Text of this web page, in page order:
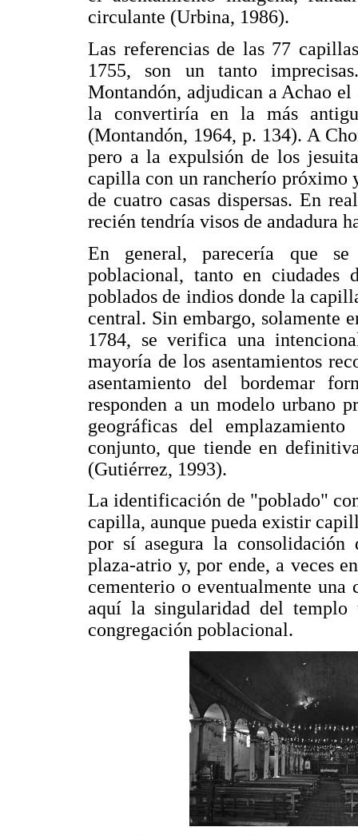
circulante (Urbina, 1986).
Las referencias de las 77
1755, son un tanto
Montandón, adjudican a Achao
la convertiría en la más
(Montandón, 1964, p. 134). A
pero a la expulsión de los
capilla con un rancherío próximo
de cuatro casas dispersas. En
recién tendría visos de andadura
En general, parecería que
poblacional, tanto en ciudades
poblados de indios donde la
central. Sin embargo, solamente
1784, se verifica una
mayoría de los asentamientos
asentamiento del bordemar
responden a un modelo urbano
geográficas del
conjunto, que tiende en
(Gutiérrez, 1993).
La identificación de "poblado"
capilla, aunque pueda existir
por sí asegura la
plaza-atrio y, por ende, a veces
cementerio o eventualmente una
aquí la singularidad del
congregación poblacional.